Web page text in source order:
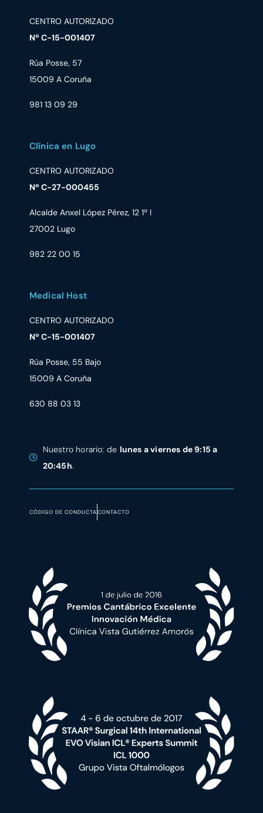
CENTRO AUTORIZADO
Nº C-15-001407
Rúa Posse, 57
15009 A Coruña
981 13 09 29
Clínica en Lugo
CENTRO AUTORIZADO
Nº C-27-000455
Alcalde Anxel López Pérez, 12 1º I
27002 Lugo
982 22 00 15
Medical Host
CENTRO AUTORIZADO
Nº C-15-001407
Rúa Posse, 55 Bajo
15009 A Coruña
630 88 03 13
Nuestro horario: de lunes a viernes de 9:15 a
20:45h.
CÓDIGO DE CONDUCTACONTACTO